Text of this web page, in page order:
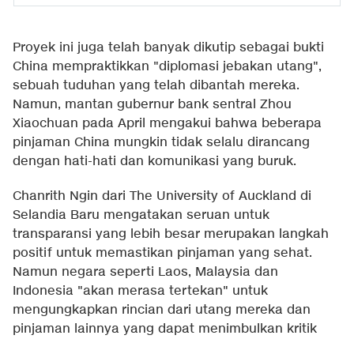
Proyek ini juga telah banyak dikutip sebagai bukti
China mempraktikkan "diplomasi jebakan utang",
sebuah tuduhan yang telah dibantah mereka.
Namun, mantan gubernur bank sentral Zhou
Xiaochuan pada April mengakui bahwa beberapa
pinjaman China mungkin tidak selalu dirancang
dengan hati-hati dan komunikasi yang buruk.
Chanrith Ngin dari The University of Auckland di
Selandia Baru mengatakan seruan untuk
transparansi yang lebih besar merupakan langkah
positif untuk memastikan pinjaman yang sehat.
Namun negara seperti Laos, Malaysia dan
Indonesia "akan merasa tertekan" untuk
mengungkapkan rincian dari utang mereka dan
pinjaman lainnya yang dapat menimbulkan kritik